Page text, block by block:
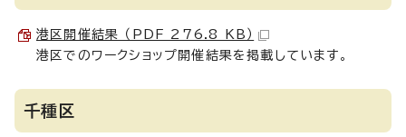
港区開催結果 （PDF 276.8 KB）
港区でのワークショップ開催結果を掲載しています。
千種区